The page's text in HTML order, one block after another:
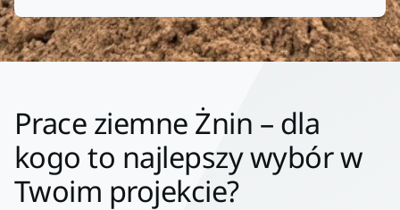
Prace ziemne Żnin – dla
kogo to najlepszy wybór w
Twoim projekcie?